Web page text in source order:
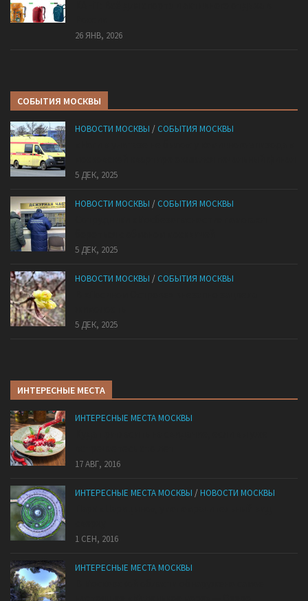
26 ЯНВ, 2026
СОБЫТИЯ МОСКВЫ
НОВОСТИ МОСКВЫ / СОБЫТИЯ МОСКВЫ
5 ДЕК, 2025
НОВОСТИ МОСКВЫ / СОБЫТИЯ МОСКВЫ
5 ДЕК, 2025
НОВОСТИ МОСКВЫ / СОБЫТИЯ МОСКВЫ
5 ДЕК, 2025
ИНТЕРЕСНЫЕ МЕСТА
ИНТЕРЕСНЫЕ МЕСТА МОСКВЫ
17 АВГ, 2016
ИНТЕРЕСНЫЕ МЕСТА МОСКВЫ /НОВОСТИ МОСКВЫ
1 СЕН, 2016
ИНТЕРЕСНЫЕ МЕСТА МОСКВЫ